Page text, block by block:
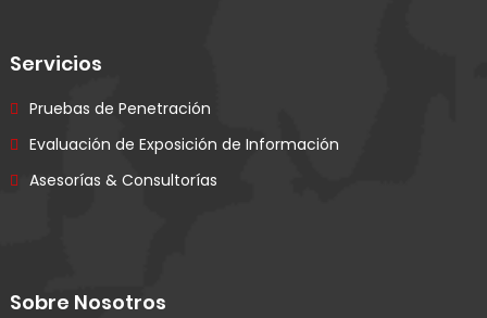
Servicios
Pruebas de Penetración
Evaluación de Exposición de Información
Asesorías & Consultorías
Sobre Nosotros